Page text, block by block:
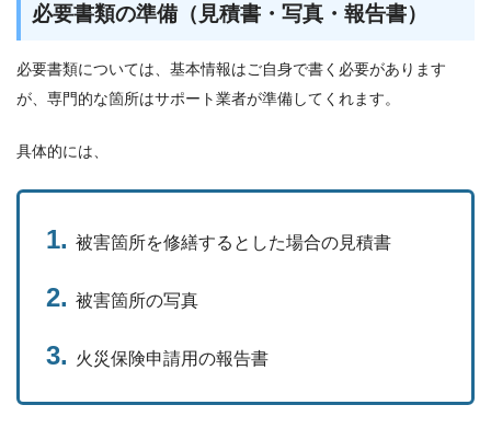
必要書類の準備（見積書・写真・報告書）
必要書類については、基本情報はご自身で書く必要があります
が、専門的な箇所はサポート業者が準備してくれます。
具体的には、
被害箇所を修繕するとした場合の見積書
被害箇所の写真
火災保険申請用の報告書